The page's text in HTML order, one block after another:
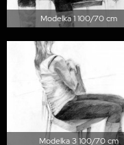
Modelka 1 100/70 cm
Modelka 3 100/70 cm